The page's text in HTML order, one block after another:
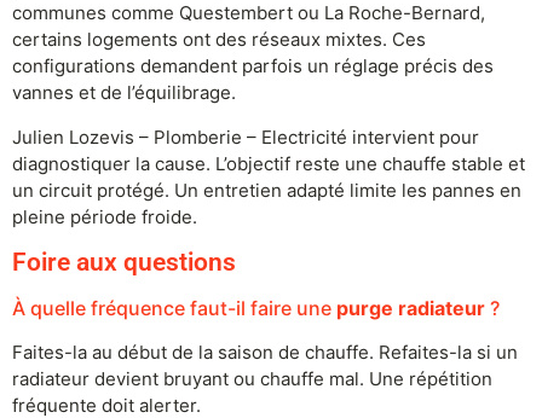
communes comme Questembert ou La Roche-Bernard,
certains logements ont des réseaux mixtes. Ces
configurations demandent parfois un réglage précis des
vannes et de l’équilibrage.
Julien Lozevis – Plomberie – Electricité intervient pour
diagnostiquer la cause. L’objectif reste une chauffe stable et
un circuit protégé. Un entretien adapté limite les pannes en
pleine période froide.
Foire aux questions
À quelle fréquence faut-il faire une purge radiateur ?
Faites-la au début de la saison de chauffe. Refaites-la si un
radiateur devient bruyant ou chauffe mal. Une répétition
fréquente doit alerter.